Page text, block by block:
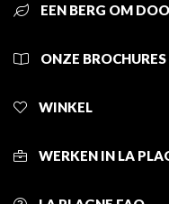
EEN BERG OM
ONZE
WINKEL
WERKEN IN LA